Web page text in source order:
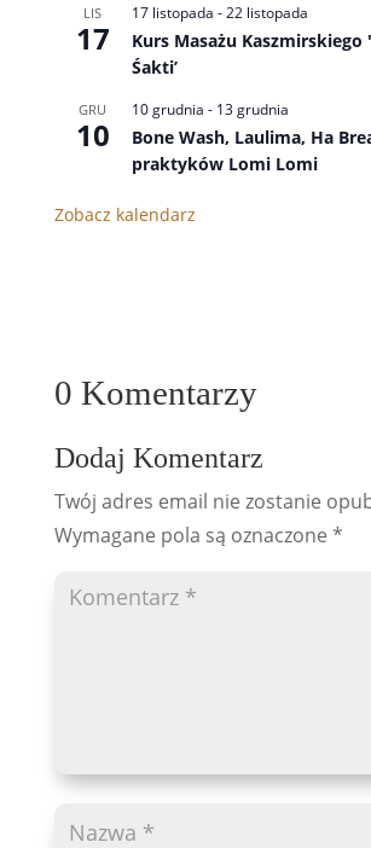
LIS
17
17 listopada -22 listopada
Kurs Masażu Kaszmirskiego
Śakti’
GRU
10
10 grudnia - 13 grudnia
Bone Wash, Laulima, Ha
praktyków Lomi Lomi
Zobacz kalendarz
0 Komentarzy
Dodaj Komentarz
Twój adres email nie zostanie
Wymagane pola są oznaczone *